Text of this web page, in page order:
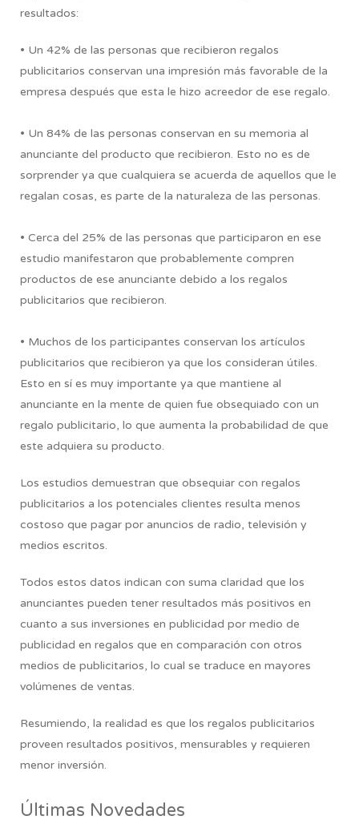
resultados:
• Un 42% de las personas que recibieron regalos
publicitarios conservan una impresión más favorable de la
empresa después que esta le hizo acreedor de ese regalo.
• Un 84% de las personas conservan en su memoria al
anunciante del producto que recibieron. Esto no es de
sorprender ya que cualquiera se acuerda de aquellos que le
regalan cosas, es parte de la naturaleza de las personas.
• Cerca del 25% de las personas que participaron en ese
estudio manifestaron que probablemente compren
productos de ese anunciante debido a los regalos
publicitarios que recibieron.
• Muchos de los participantes conservan los artículos
publicitarios que recibieron ya que los consideran útiles.
Esto en sí es muy importante ya que mantiene al
anunciante en la mente de quien fue obsequiado con un
regalo publicitario, lo que aumenta la probabilidad de que
este adquiera su producto.
Los estudios demuestran que obsequiar con regalos
publicitarios a los potenciales clientes resulta menos
costoso que pagar por anuncios de radio, televisión y
medios escritos.
Todos estos datos indican con suma claridad que los
anunciantes pueden tener resultados más positivos en
cuanto a sus inversiones en publicidad por medio de
publicidad en regalos que en comparación con otros
medios de publicitarios, lo cual se traduce en mayores
volúmenes de ventas.
Resumiendo, la realidad es que los regalos publicitarios
proveen resultados positivos, mensurables y requieren
menor inversión.
Últimas Novedades